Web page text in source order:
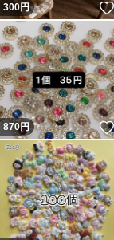
300円
870円